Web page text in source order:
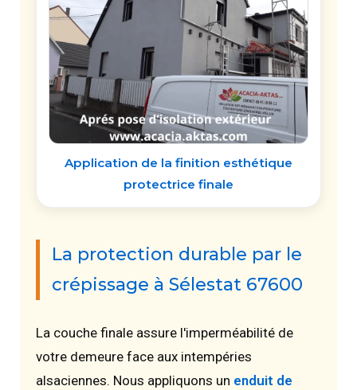
Application de la finition esthétique
protectrice finale
La protection durable par le
crépissage à Sélestat 67600
La couche finale assure l'imperméabilité de
votre demeure face aux intempéries
alsaciennes. Nous appliquons un enduit de